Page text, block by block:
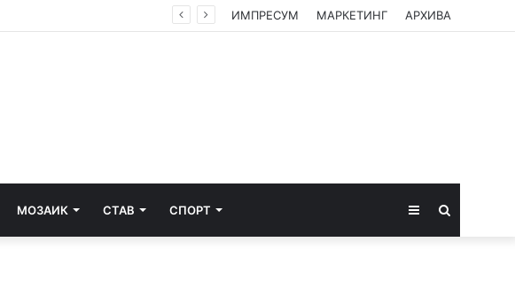
ИМПРЕСУМ МАРКЕТИНГ АРХИВА
МОЗАИК СТАВ СПОРТ Sidebar